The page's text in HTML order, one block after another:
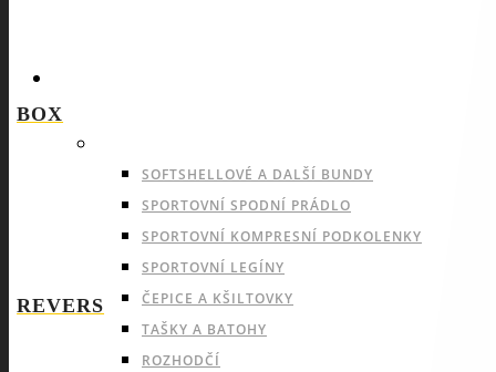
SOFTSHELLOVÉ A DALŠÍ BUNDY
SPORTOVNÍ SPODNÍ PRÁDLO
SPORTOVNÍ KOMPRESNÍ PODKOLENKY
SPORTOVNÍ LEGÍNY
ČEPICE A KŠILTOVKY
TAŠKY A BATOHY
ROZHODČÍ
BOX
REVERS